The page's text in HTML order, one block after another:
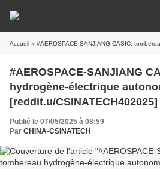
Accueil » #AEROSPACE-SANJIANG CASIC: tombereau hydrogène-
#AEROSPACE-SANJIANG
hydrogène-électrique
[reddit.u/CSINATECH402025]
Publié le 07/05/2025 à 08:59
Par CHINA-CSINATECH